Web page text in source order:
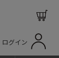
ログイン